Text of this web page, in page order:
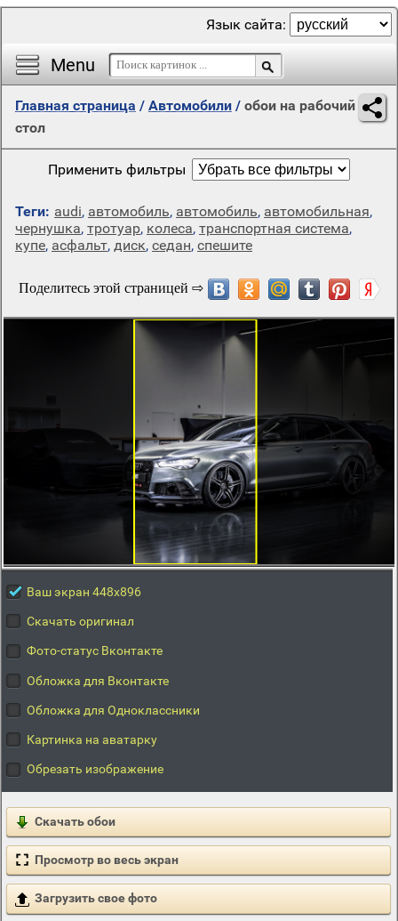
Menu
Язык сайта:
Главная страница / Автомобили / обои на рабочий
стол
Применить фильтры
Теги: audi, автомобиль, автомобиль, автомобильная,
чернушка, тротуар, колеса, транспортная система,
купе, асфальт, диск, седан, спешите
Ваш экран 448x896
Скачать оригинал
Фото-статус Вконтакте
Обложка для Вконтакте
Обложка для Одноклассники
Картинка на аватарку
Обрезать изображение
Скачать обои
Просмотр во весь экран
Загрузить свое фото